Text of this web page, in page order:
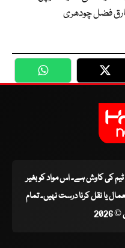
فضل چودھری
WhatsApp
ٹیم کی کاوش ہے۔ اس مواد کو بغیر
یا نقل کرنا درست نہیں۔ تمام